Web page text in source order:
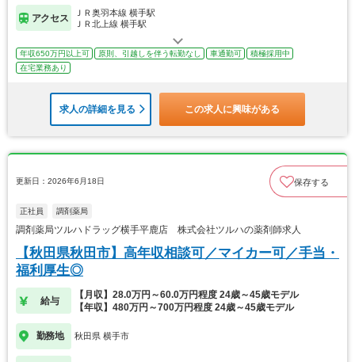
アクセス
ＪＲ奥羽本線 横手駅
ＪＲ北上線 横手駅
年収650万円以上可 原則、引越しを伴う転勤なし 車通勤可
積極採用中
在宅業務あり
求人の詳細を見る この求人に興味がある
更新日：2026年6月18日 保存する
正社員 調剤薬局
調剤薬局ツルハドラッグ横手平鹿店 株式会社ツルハの薬剤師求人
【秋田県秋田市】高年収相談可／マイカー可／手当・
福利厚生◎
給与
【月収】28.0万円～60.0万円程度 24歳～45歳モデル
【年収】480万円～700万円程度 24歳～45歳モデル
勤務地 秋田県 横手市